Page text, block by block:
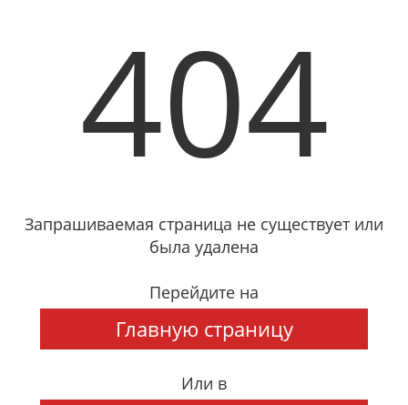
404
Запрашиваемая страница не существует или
была удалена
Перейдите на
Главную страницу
Или в